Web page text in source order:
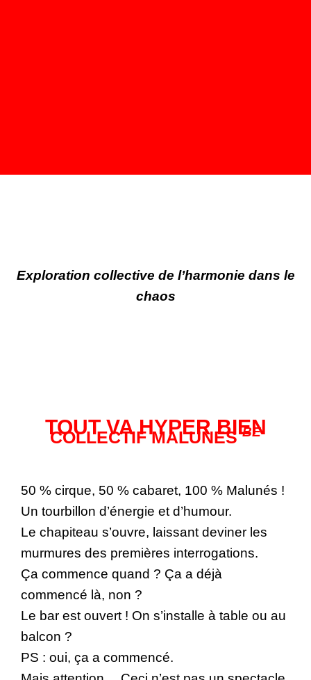
Exploration collective de l’harmonie dans le
chaos
50 % cirque, 50 % cabaret, 100 % Malunés !
Un tourbillon d’énergie et d’humour.
Le chapiteau s’ouvre, laissant deviner les
murmures des premières interrogations.
Ça commence quand ? Ça a déjà
commencé là, non ?
Le bar est ouvert ! On s’installe à table ou au
balcon ?
PS : oui, ça a commencé.
TOUT VA HYPER BIEN
COLLECTIF MALUNÉSBE